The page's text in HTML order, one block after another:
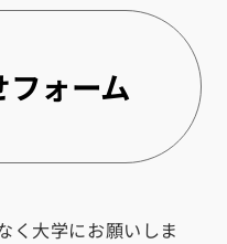
ォーム
く大学にお願いしま